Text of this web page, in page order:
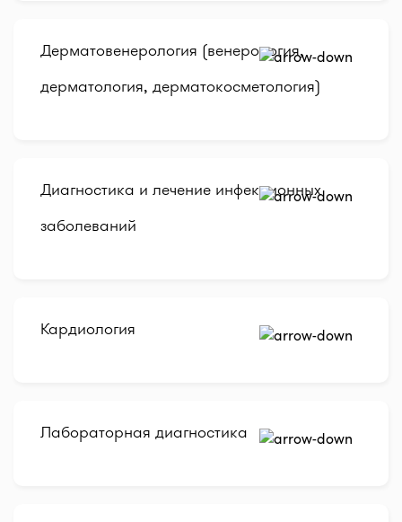
Дерматовенерология (венерология,
дерматология, дерматокосметология)
Диагностика и лечение инфекционных
заболеваний
Кардиология
Лабораторная диагностика